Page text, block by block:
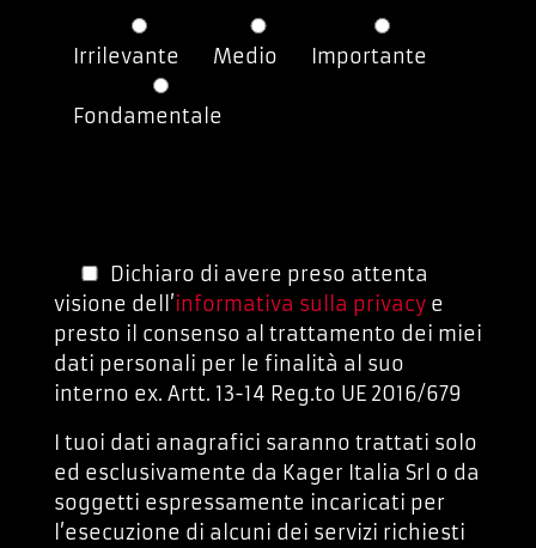
Irrilevante Medio Importante
Fondamentale
Dichiaro di avere preso attenta
visione dell’informativa sulla privacye
presto il consenso al trattamento dei miei
dati personali per le finalità al suo
interno ex. Artt. 13-14 Reg.to UE 2016/679
I tuoi dati anagrafici saranno trattati solo
ed esclusivamente da Kager Italia Srl o da
soggetti espressamente incaricati per
l’esecuzione di alcuni dei servizi richiesti